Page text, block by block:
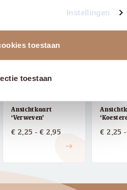
Instellingen
toestaan
toestaan
Ansichtkaart
‘Verweven’
€ 2,25 - € 2,95
€ 2,25
east
€ 2,25 -